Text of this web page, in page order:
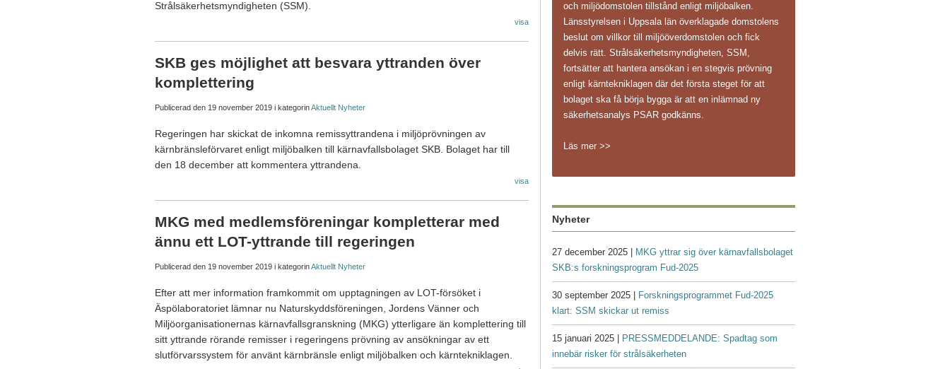
Strålsäkerhetsmyndigheten (SSM).
visa
SKB ges möjlighet att besvara yttranden över
komplettering
Publicerad den 19 november 2019 i kategorinAktuellt Nyheter
Regeringen har skickat de inkomna remissyttrandena i miljöprövningen av
kärnbränsleförvaret enligt miljöbalken till kärnavfallsbolaget SKB. Bolaget har till
den 18 december att kommentera yttrandena.
visa
MKG med medlemsföreningar kompletterar med
ännu ett LOT-yttrande till regeringen
Publicerad den 19 november 2019 i kategorinAktuellt Nyheter
Efter att mer information framkommit om upptagningen av LOT-försöket i
Äspölaboratoriet lämnar nu Naturskyddsföreningen, Jordens Vänner och
Miljöorganisationernas kärnavfallsgranskning (MKG) ytterligare än komplettering till
sitt yttrande rörande remisser i regeringens prövning av ansökningar av ett
slutförvarssystem för använt kärnbränsle enligt miljöbalken och kärntekniklagen.
och miljödomstolen tillstånd enligt miljöbalken.
Länsstyrelsen i Uppsala län överklagade domstolens
beslut om villkor till miljööverdomstolen och fick
delvis rätt. Strålsäkerhetsmyndigheten, SSM,
fortsätter att hantera ansökan i en stegvis prövning
enligt kärntekniklagen där det första steget för att
bolaget ska få börja bygga är att en inlämnad ny
säkerhetsanalys PSAR godkänns.
Läs mer >>
Nyheter
27 december 2025 |
MKG yttrar sig över kärnavfallsbolaget
SKB:s forskningsprogram Fud-2025
30 september 2025 |
Forskningsprogrammet Fud-2025
klart: SSM skickar ut remiss
15 januari 2025 |
PRESSMEDDELANDE: Spadtag som
innebär risker för strålsäkerheten